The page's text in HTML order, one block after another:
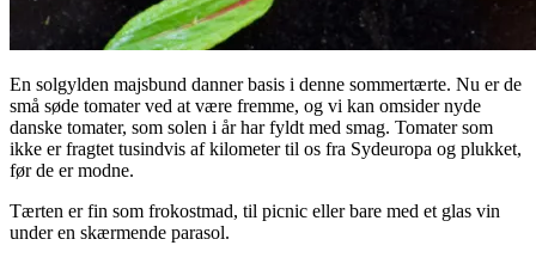
En solgylden majsbund danner basis i denne sommertærte. Nu er de
små søde tomater ved at være fremme, og vi kan omsider nyde
danske tomater, som solen i år har fyldt med smag. Tomater som
ikke er fragtet tusindvis af kilometer til os fra Sydeuropa og plukket,
før de er modne.
Tærten er fin som frokostmad, til picnic eller bare med et glas vin
under en skærmende parasol.